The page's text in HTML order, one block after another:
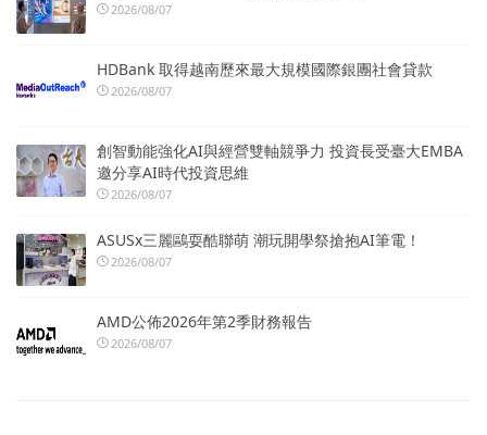
2026/08/07
HDBank 取得越南歷來最大規模國際銀團社會貸款
2026/08/07
創智動能強化AI與經營雙軸競爭力 投資長受臺大EMBA
邀分享AI時代投資思維
2026/08/07
ASUSx三麗鷗耍酷聯萌 潮玩開學祭搶抱AI筆電！
2026/08/07
AMD公佈2026年第2季財務報告
2026/08/07